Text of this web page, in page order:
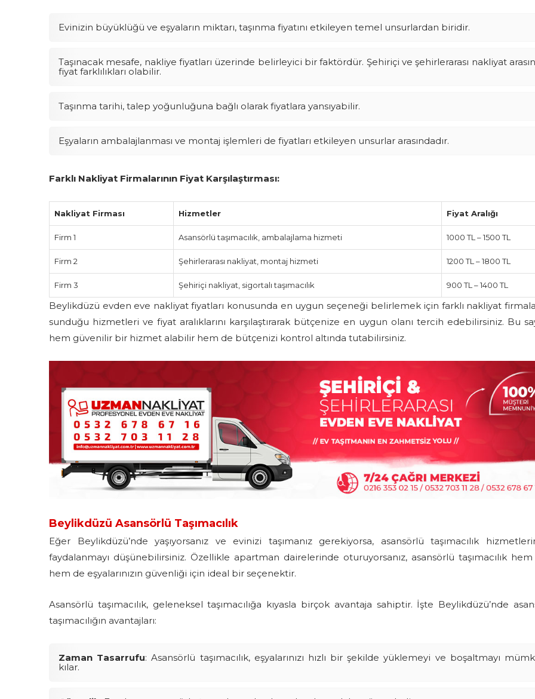
Evinizin büyüklüğü ve eşyaların miktarı, taşınma fiyatını etkileyen temel unsurlardan biridir.
Taşınacak mesafe, nakliye fiyatları üzerinde belirleyici bir faktördür. Şehiriçi ve şehirlerarası nakliyat
fiyat farklılıkları olabilir.
Taşınma tarihi, talep yoğunluğuna bağlı olarak fiyatlara yansıyabilir.
Eşyaların ambalajlanması ve montaj işlemleri de fiyatları etkileyen unsurlar arasındadır.
Farklı Nakliyat Firmalarının Fiyat Karşılaştırması:
Nakliyat Firması Hizmetler Fiyat Aralığı
Firm 1 Asansörlü taşımacılık, ambalajlama hizmeti 1000 TL – 1500 TL
Firm 2 Şehirlerarası nakliyat, montaj hizmeti 1200 TL – 1800 TL
Firm 3 Şehiriçi nakliyat, sigortalı taşımacılık 900 TL – 1400 TL
Beylikdüzü evden eve nakliyat fiyatları konusunda en uygun seçeneği belirlemek için farklı nakliyat
sunduğu hizmetleri ve fiyat aralıklarını karşılaştırarak bütçenize en uygun olanı tercih edebilirsiniz. Bu
hem güvenilir bir hizmet alabilir hem de bütçenizi kontrol altında tutabilirsiniz.
Beylikdüzü Asansörlü Taşımacılık
Eğer Beylikdüzü’nde yaşıyorsanız ve evinizi taşımanız gerekiyorsa, asansörlü taşımacılık
faydalanmayı düşünebilirsiniz. Özellikle apartman dairelerinde oturuyorsanız, asansörlü taşımacılık hem
hem de eşyalarınızın güvenliği için ideal bir seçenektir.
Asansörlü taşımacılık, geleneksel taşımacılığa kıyasla birçok avantaja sahiptir. İşte Beylikdüzü’nde
taşımacılığın avantajları:
Zaman Tasarrufu: Asansörlü taşımacılık, eşyalarınızı hızlı bir şekilde yüklemeyi ve boşaltmayı
kılar.